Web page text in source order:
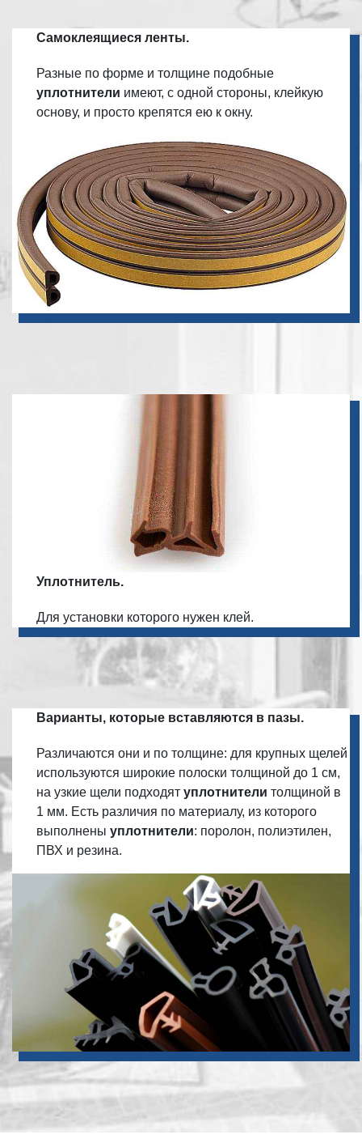
Самоклеящиеся ленты.
Разные по форме и толщине подобные
уплотнители имеют, с одной стороны, клейкую
основу, и просто крепятся ею к окну.
Уплотнитель.
Для установки которого нужен клей.
Варианты, которые вставляются в пазы.
Различаются они и по толщине: для крупных щелей
используются широкие полоски толщиной до 1 см,
на узкие щели подходят уплотнители толщиной в
1 мм. Есть различия по материалу, из которого
выполнены уплотнители: поролон, полиэтилен,
ПВХ и резина.